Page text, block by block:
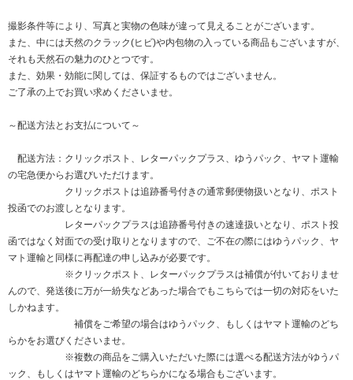
撮影条件等により、写真と実物の色味が違って見えることがございます。
また、中には天然のクラック(ヒビ)や内包物の入っている商品もございますが、
それも天然石の魅力のひとつです。
また、効果・効能に関しては、保証するものではございません。
ご了承の上でお買い求めくださいませ。
～配送方法とお支払について～
配送方法：クリックポスト、レターパックプラス、ゆうパック、ヤマト運輸
の宅急便からお選びいただけます。
クリックポストは追跡番号付きの通常郵便物扱いとなり、ポスト
投函でのお渡しとなります。
レターパックプラスは追跡番号付きの速達扱いとなり、ポスト投
函ではなく対面での受け取りとなりますので、ご不在の際にはゆうパック、ヤ
マト運輸と同様に再配達の申し込みが必要です。
※クリックポスト、レターパックプラスは補償が付いておりませ
んので、発送後に万が一紛失などあった場合でもこちらでは一切の対応をいた
しかねます。
補償をご希望の場合はゆうパック、もしくはヤマト運輸のどち
らかをお選びくださいませ。
※複数の商品をご購入いただいた際には選べる配送方法がゆうパ
ック、もしくはヤマト運輸のどちらかになる場合もございます。